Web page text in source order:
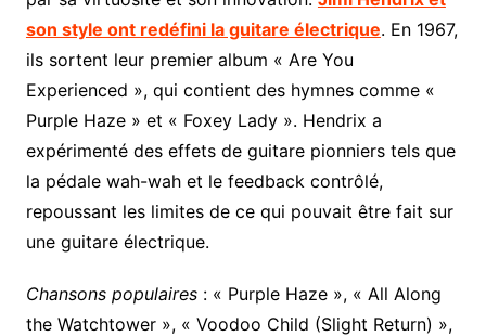
son style ont redéfini la guitare électrique. En 1967,
ils sortent leur premier album « Are You
Experienced », qui contient des hymnes comme «
Purple Haze » et « Foxey Lady ». Hendrix a
expérimenté des effets de guitare pionniers tels que
la pédale wah-wah et le feedback contrôlé,
repoussant les limites de ce qui pouvait être fait sur
une guitare électrique.
Chansons populaires: « Purple Haze », « All Along
the Watchtower », « Voodoo Child (Slight Return) »,